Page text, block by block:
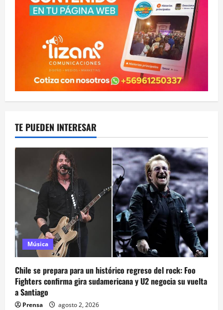
TE PUEDEN INTERESAR
Música
Chile se prepara para un histórico regreso del rock: Foo
Fighters confirma gira sudamericana y U2 negocia su vuelta
a Santiago
Prensa agosto 2, 2026